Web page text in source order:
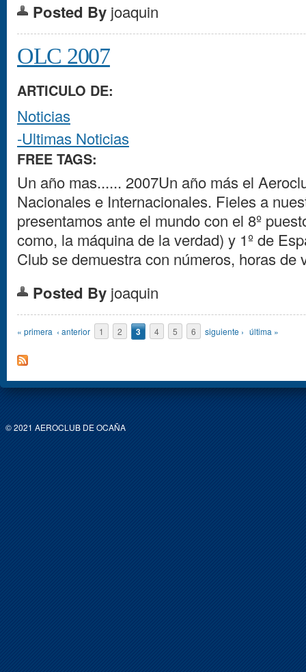
Posted By joaquin
OLC 2007
ARTICULO DE:
Noticias
-Ultimas Noticias
FREE TAGS:
Un año mas...... 2007Un año más el
Nacionales e Internacionales. Fieles a
presentamos ante el mundo con el 8º
como, la máquina de la verdad) y 1º de
Club se demuestra con números, horas de
Posted By joaquin
Páginas
« primera ‹ anterior 1 2 3 4 5 6 siguiente › última »
© 2021 AEROCLUB DE OCAÑA